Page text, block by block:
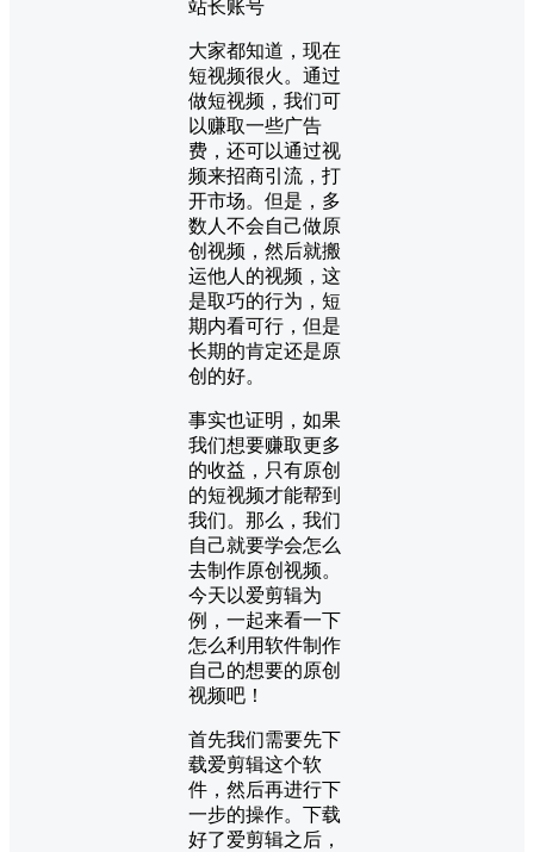
站长账号
大家都知道，现在
短视频很火。通过
做短视频，我们可
以赚取一些广告
费，还可以通过视
频来招商引流，打
开市场。但是，多
数人不会自己做原
创视频，然后就搬
运他人的视频，这
是取巧的行为，短
期内看可行，但是
长期的肯定还是原
创的好。
事实也证明，如果
我们想要赚取更多
的收益，只有原创
的短视频才能帮到
我们。那么，我们
自己就要学会怎么
去制作原创视频。
今天以爱剪辑为
例，一起来看一下
怎么利用软件制作
自己的想要的原创
视频吧！
首先我们需要先下
载爱剪辑这个软
件，然后再进行下
一步的操作。下载
好了爱剪辑之后，